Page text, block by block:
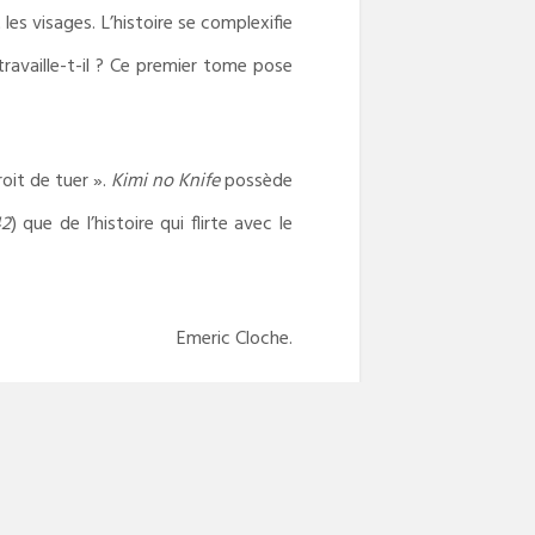
visages. L’histoire se complexifie
t-il ? Ce premier tome pose
de tuer ». Kimi no Knifepossède
) que de l’histoire qui flirte avec le
Emeric Cloche.